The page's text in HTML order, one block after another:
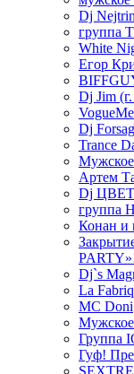
Dj
группа
White
Егор
Dj Jim
Dj
Trance
Мужское
Артем
Dj
группа
Конан и
Dj`s
La
MC Doni
Группа
Гуф!